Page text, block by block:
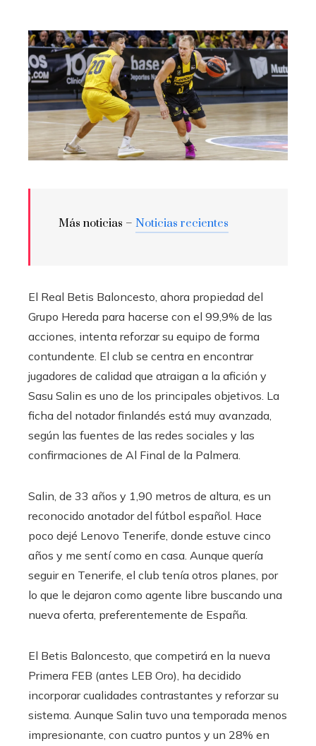
Más noticias – Noticias recientes
El Real Betis Baloncesto, ahora propiedad del
Grupo Hereda para hacerse con el 99,9% de las
acciones, intenta reforzar su equipo de forma
contundente. El club se centra en encontrar
jugadores de calidad que atraigan a la afición y
Sasu Salin es uno de los principales objetivos. La
ficha del notador finlandés está muy avanzada,
según las fuentes de las redes sociales y las
confirmaciones de Al Final de la Palmera.
Salin, de 33 años y 1,90 metros de altura, es un
reconocido anotador del fútbol español. Hace
poco dejé Lenovo Tenerife, donde estuve cinco
años y me sentí como en casa. Aunque quería
seguir en Tenerife, el club tenía otros planes, por
lo que le dejaron como agente libre buscando una
nueva oferta, preferentemente de España.
El Betis Baloncesto, que competirá en la nueva
Primera FEB (antes LEB Oro), ha decidido
incorporar cualidades contrastantes y reforzar su
sistema. Aunque Salin tuvo una temporada menos
impresionante, con cuatro puntos y un 28% en